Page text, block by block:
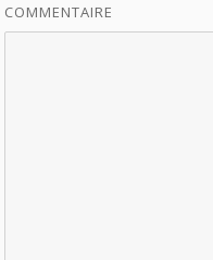
COMMENTAIRE